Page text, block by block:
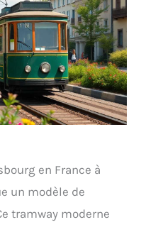
en France à
un modèle de
tramway moderne